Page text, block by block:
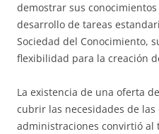
demostrar sus
desarrollo de tareas
Sociedad del Conocimiento,
flexibilidad para la creación
La existencia de una oferta
cubrir las necesidades de las
administraciones convirtió